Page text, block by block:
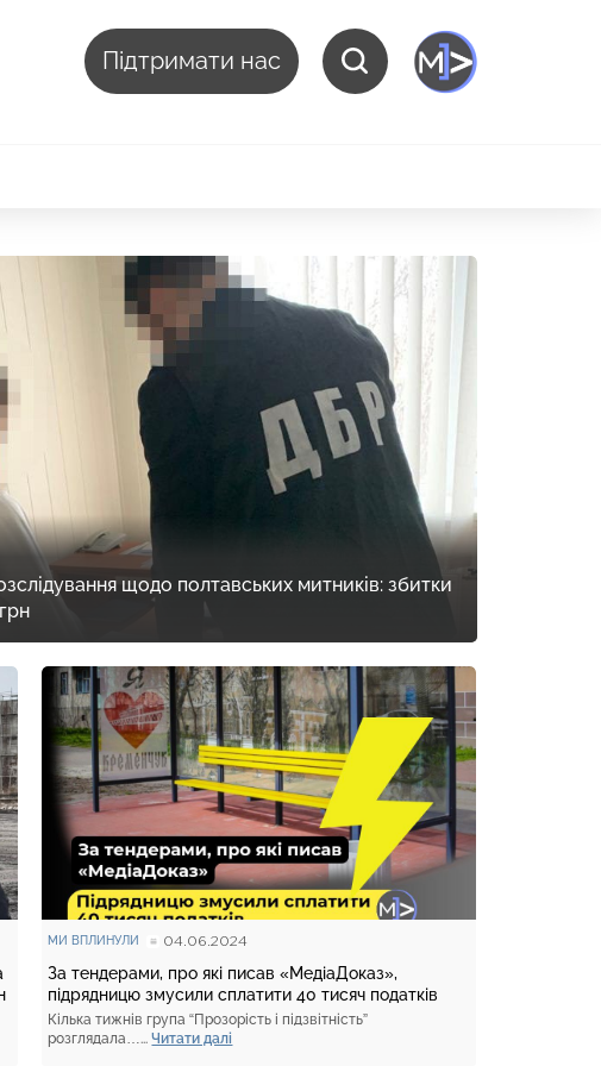
Підтримати нас
щодо полтавських митників: збитки
МИ ВПЛИНУЛИ 04.06.2024
За тендерами, про які писав «МедіаДоказ»,
підрядницю змусили сплатити 40 тисяч податків
Кілька тижнів група “Прозорість і підзвітність”
розглядала…...Читати далі